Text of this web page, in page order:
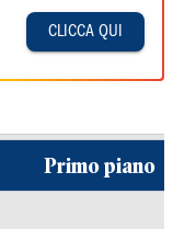
CLICCA QUI
Primo piano